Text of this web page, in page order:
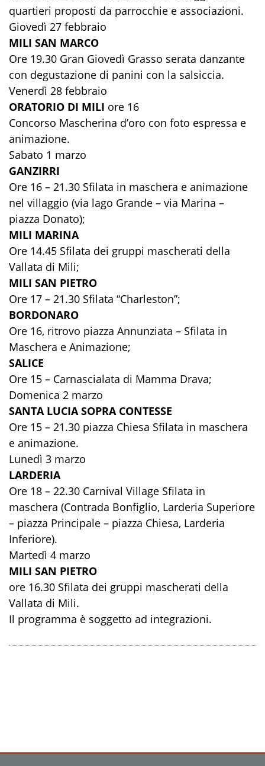
quartieri proposti da parrocchie e associazioni.
Giovedì 27 febbraio
MILI SAN MARCO
Ore 19.30 Gran Giovedì Grasso serata danzante
con degustazione di panini con la salsiccia.
Venerdì 28 febbraio
ORATORIO DI MILI ore 16
Concorso Mascherina d’oro con foto espressa e
animazione.
Sabato 1 marzo
GANZIRRI
Ore 16 – 21.30 Sfilata in maschera e animazione
nel villaggio (via lago Grande – via Marina –
piazza Donato);
MILI MARINA
Ore 14.45 Sfilata dei gruppi mascherati della
Vallata di Mili;
MILI SAN PIETRO
Ore 17 – 21.30 Sfilata “Charleston”;
BORDONARO
Ore 16, ritrovo piazza Annunziata – Sfilata in
Maschera e Animazione;
SALICE
Ore 15 – Carnascialata di Mamma Drava;
Domenica 2 marzo
SANTA LUCIA SOPRA CONTESSE
Ore 15 – 21.30 piazza Chiesa Sfilata in maschera
e animazione.
Lunedì 3 marzo
LARDERIA
Ore 18 – 22.30 Carnival Village Sfilata in
maschera (Contrada Bonfiglio, Larderia Superiore
– piazza Principale – piazza Chiesa, Larderia
Inferiore).
Martedì 4 marzo
MILI SAN PIETRO
ore 16.30 Sfilata dei gruppi mascherati della
Vallata di Mili.
Il programma è soggetto ad integrazioni.